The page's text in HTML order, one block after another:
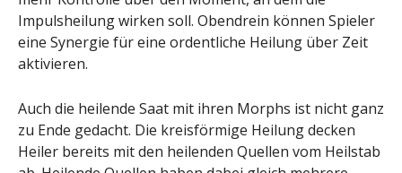
Impulsheilung wirken soll. Obendrein können Spieler
eine Synergie für eine ordentliche Heilung über Zeit
aktivieren.
Auch die heilende Saat mit ihren Morphs ist nicht ganz
zu Ende gedacht. Die kreisförmige Heilung decken
Heiler bereits mit den heilenden Quellen vom Heilstab